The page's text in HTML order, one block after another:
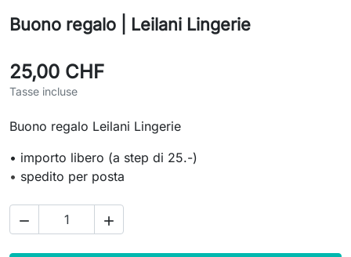
Buono regalo | Leilani Lingerie
25,00 CHF
Tasse incluse
Buono regalo Leilani Lingerie
• importo libero (a step di 25.-)
• spedito per posta
 